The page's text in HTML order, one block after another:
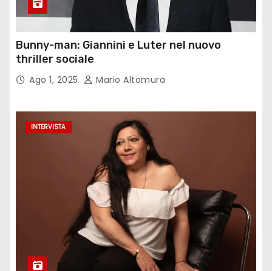
Bunny-man: Giannini e Luter nel nuovo
thriller sociale
Ago 1, 2025 Mario Altomura
INTERVISTA